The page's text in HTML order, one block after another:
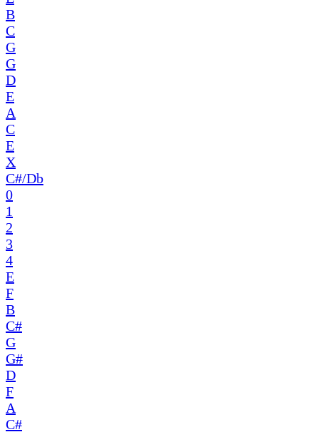
B
C
G
G
D
E
A
C
E
X
C#/Db
0
1
2
3
4
E
F
B
C#
G
G#
D
F
A
C#